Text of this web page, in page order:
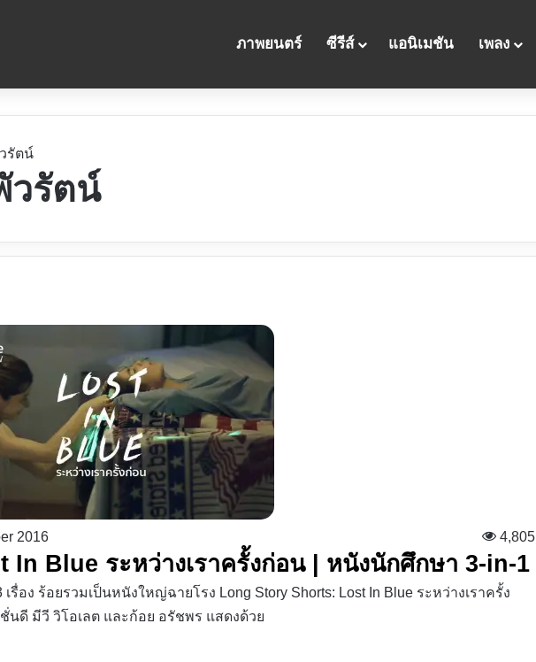
ภาพยนตร์ ซีรีส์ แอนิเมชัน เพลง
รัตน์
วรัตน์
2016 4,805
In Blue ระหว่างเราครั้งก่อน | หนังนักศึกษา 3-in-1
อง ร้อยรวมเป็นหนังใหญ่ฉายโรง Long Story Shorts: Lost In Blue ระหว่างเราครั้ง
ดี มีวี วิโอเลต และก้อย อรัชพร แสดงด้วย